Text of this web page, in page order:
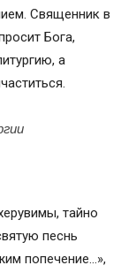
Священник в
Бога,
а
тайно
песнь
попечение…»,